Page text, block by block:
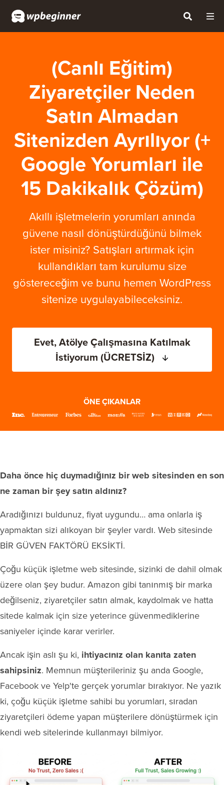
(Canlı Eğitim)
Ziyaretçiler Neden
Satın Almadan
Sitenizden Ayrılıyor (+
Google Yorumları ile
15 Dakikalık Çözüm)
Akıllı işletmelerin yorumları anında
güvene nasıl dönüştürdüğünü bilmek
ister misiniz? Satışları artırmak için
kullandıkları tam kurulumu size
göstereceğim ve bunu hemen WordPress
sitenize uygulayabileceksiniz.
Evet, Atölye Çalışmasına Katılmak
İstiyorum (ÜCRETSİZ)
ÖNE ÇIKANLAR
Daha önce hiç duymadığınız bir web sitesinden en son
ne zaman bir şey satın aldınız?
Aradığınızı buldunuz, fiyat uygundu… ama onlarla iş
yapmaktan sizi alıkoyan bir şeyler vardı. Web sitesinde
BİR GÜVEN FAKTÖRÜ EKSİKTİ.
Çoğu küçük işletme web sitesinde, sizinki de dahil olmak
üzere olan şey budur. Amazon gibi tanınmış bir marka
değilseniz, ziyaretçiler satın almak, kaydolmak ve hatta
sitede kalmak için size yeterince güvenmediklerine
saniyeler içinde karar verirler.
Ancak işin aslı şu ki, ihtiyacınız olan kanıta zaten
sahipsiniz. Memnun müşterileriniz şu anda Google,
Facebook ve Yelp'te gerçek yorumlar bırakıyor. Ne yazık
ki, çoğu küçük işletme sahibi bu yorumları, sıradan
ziyaretçileri ödeme yapan müşterilere dönüştürmek için
kendi web sitelerinde kullanmayı bilmiyor.